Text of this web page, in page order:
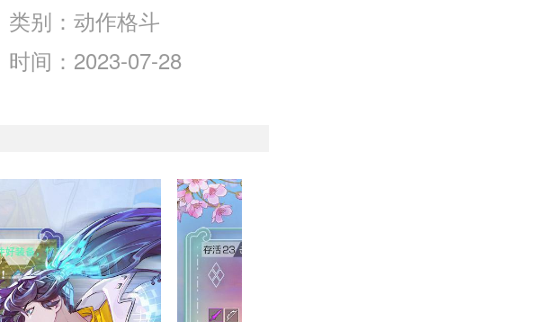
类别：动作格斗
时间：2023-07-28